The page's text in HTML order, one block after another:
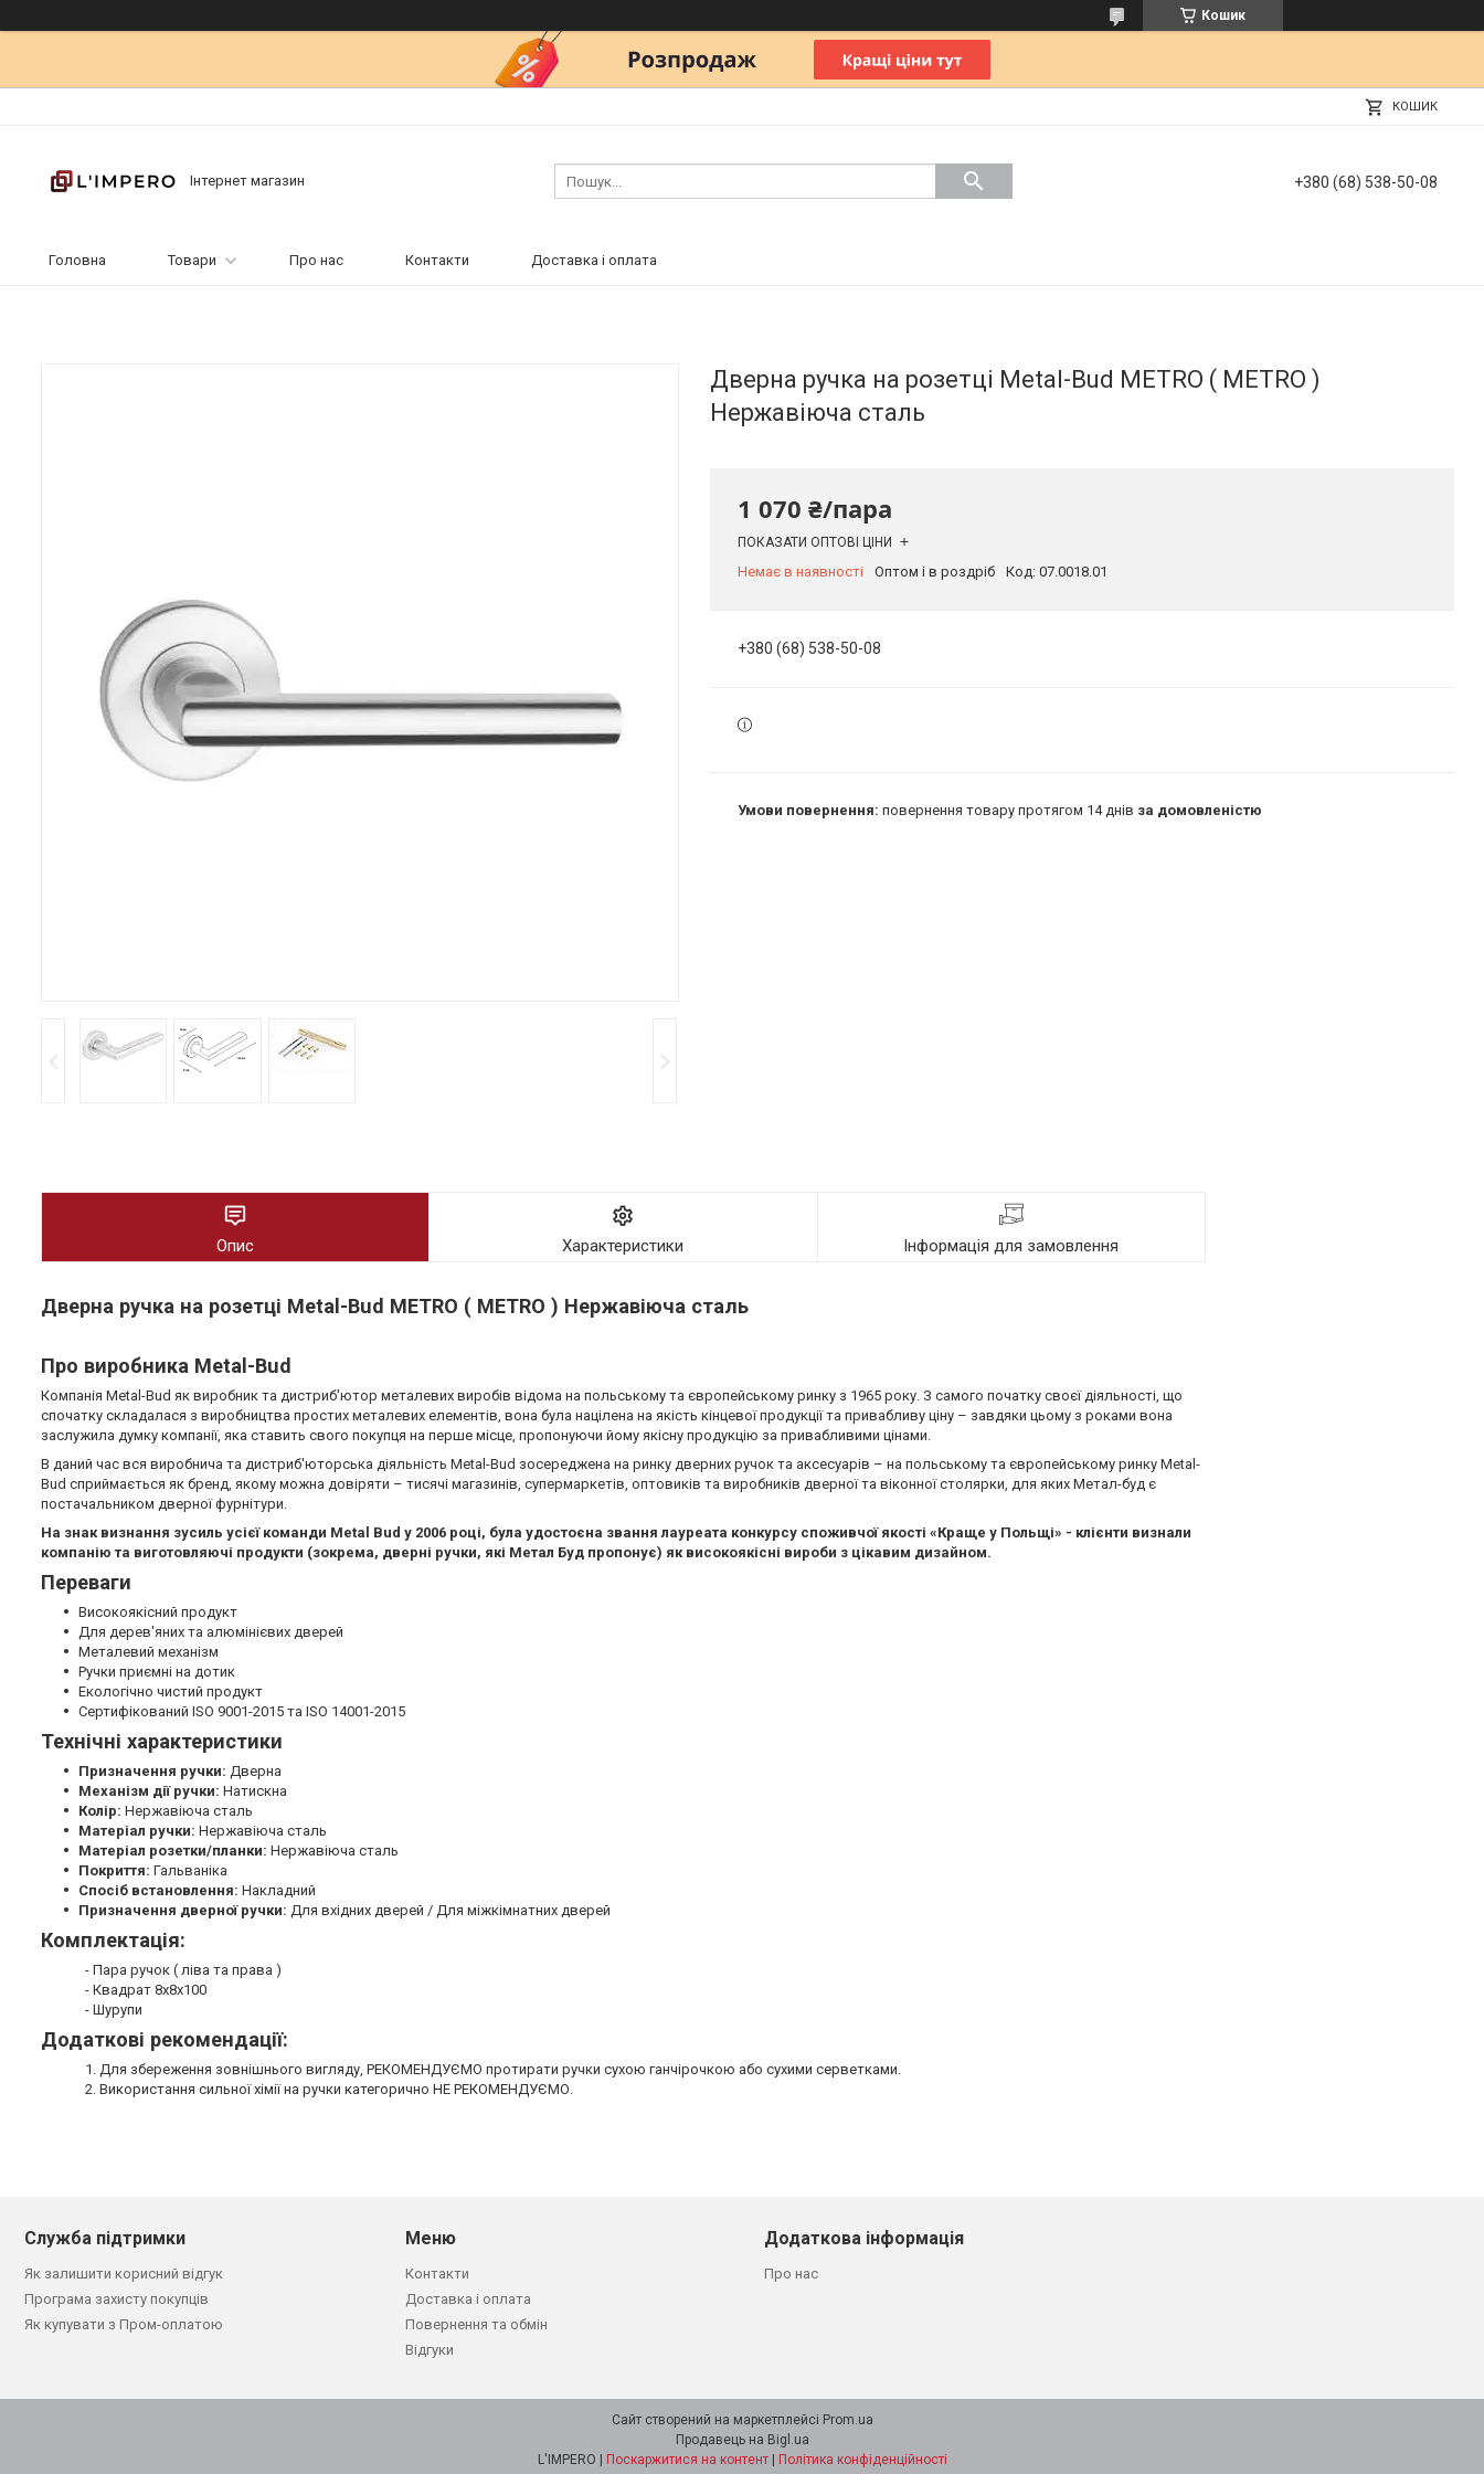
Кошик
КОШИК
Інтернет магазин +380 (68) 538-50-08
Головна Товари Про нас Контакти Доставка і оплата
Дверна ручка на розетці Metal-Bud METRO ( METRO )
Нержавіюча сталь
1 070 ₴/пара
ПОКАЗАТИ ОПТОВІ ЦІНИ
Немає в наявності Оптом і в роздріб Код: 07.0018.01
+380 (68) 538-50-08
повернення товару протягом 14 днів за домовленістю
Опис Характеристики Інформація для замовлення
Дверна ручка на розетці Metal-Bud METRO ( METRO ) Нержавіюча сталь
Про виробника Metal-Bud
Компанія Metal-Bud як виробник та дистриб'ютор металевих виробів відома на польському та європейському ринку з 1965 року. З самого початку своєї діяльності, що
спочатку складалася з виробництва простих металевих елементів, вона була націлена на якість кінцевої продукції та привабливу ціну – завдяки цьому з роками вона
заслужила думку компанії, яка ставить свого покупця на перше місце, пропонуючи йому якісну продукцію за привабливими цінами.
В даний час вся виробнича та дистриб'юторська діяльність Metal-Bud зосереджена на ринку дверних ручок та аксесуарів – на польському та європейському ринку Metal-
Bud сприймається як бренд, якому можна довіряти – тисячі магазинів, супермаркетів, оптовиків та виробників дверної та віконної столярки, для яких Метал-буд є
постачальником дверної фурнітури.
На знак визнання зусиль усієї команди Metal Bud у 2006 році, була удостоєна звання лауреата конкурсу споживчої якості «Краще у Польщі» - клієнти визнали
компанію та виготовляючі продукти (зокрема, дверні ручки, які Метал Буд пропонує) як високоякісні вироби з цікавим дизайном.
Переваги
Високоякісний продукт
Для дерев'яних та алюмінієвих дверей
Металевий механізм
Ручки приємні на дотик
Екологічно чистий продукт
Сертифікований ISO 9001-2015 та ISO 14001-2015
Технічні характеристики
Призначення ручки: Дверна
Механізм дії ручки: Натискна
Колір: Нержавіюча сталь
Матеріал ручки: Нержавіюча сталь
Матеріал розетки/планки: Нержавіюча сталь
Покриття: Гальваніка
Спосіб встановлення: Накладний
Призначення дверної ручки: Для вхідних дверей / Для міжкімнатних дверей
Комплектація:
- Пара ручок ( ліва та права )
- Квадрат 8х8х100
- Шурупи
Додаткові рекомендації:
1. Для збереження зовнішнього вигляду, РЕКОМЕНДУЄМО протирати ручки сухою ганчірочкою або сухими серветками.
2. Використання сильної хімії на ручки категорично НЕ РЕКОМЕНДУЄМО.
Служба підтримки
Як залишити корисний відгук
Програма захисту покупців
Як купувати з Пром-оплатою
Меню
Контакти
Доставка і оплата
Повернення та обмін
Відгуки
Додаткова інформація
Про нас
Сайт створений на маркетплейсі Prom.ua
Продавець на Bigl.ua
Поскаржитися на контент
Політика конфіденційності